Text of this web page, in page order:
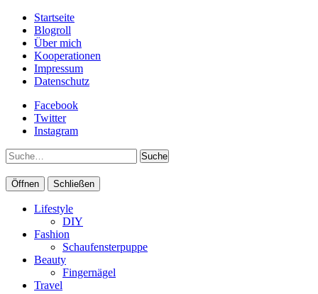
Startseite
Blogroll
Über mich
Kooperationen
Impressum
Datenschutz
Facebook
Twitter
Instagram
Suche
Öffnen Schließen
Lifestyle
DIY
Fashion
Schaufensterpuppe
Beauty
Fingernägel
Travel